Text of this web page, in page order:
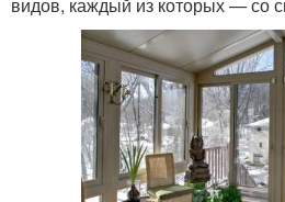
видов, каждый из которых — со